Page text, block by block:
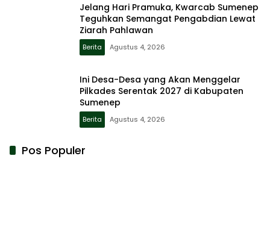
Jelang Hari Pramuka, Kwarcab Sumenep
Teguhkan Semangat Pengabdian Lewat
Ziarah Pahlawan
Berita Agustus 4, 2026
Ini Desa-Desa yang Akan Menggelar
Pilkades Serentak 2027 di Kabupaten
Sumenep
Berita Agustus 4, 2026
Pos Populer